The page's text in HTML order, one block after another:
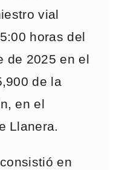
vial
horas del
de 2025 en el
de la
en el
Llanera.
en